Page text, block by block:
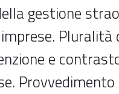
gestione
Pluralità
e